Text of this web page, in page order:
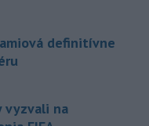
definitívne
vyzvali na